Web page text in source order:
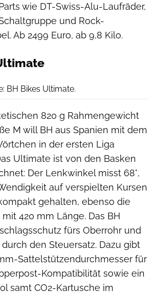
wie DT-Swiss-Alu-Laufräder,
und Rock-
Ab 2499 Euro, ab 9,8 Kilo.
BH Bikes Ultimate.
820 g Rahmengewicht
M will BH aus Spanien mit dem
in der ersten Liga
Ultimate ist von den Basken
Der Lenkwinkel misst 68°,
auf verspielten Kursen
gehalten, ebenso die
420 mm Länge. Das BH
fürs Oberrohr und
den Steuersatz. Dazu gibt
Sattelstützendurchmesser für
Kompatibilität sowie ein
samt CO2-Kartusche im